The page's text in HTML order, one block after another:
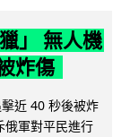
」 無人機
炸傷
近 40 秒後被炸
俄軍對平民進行